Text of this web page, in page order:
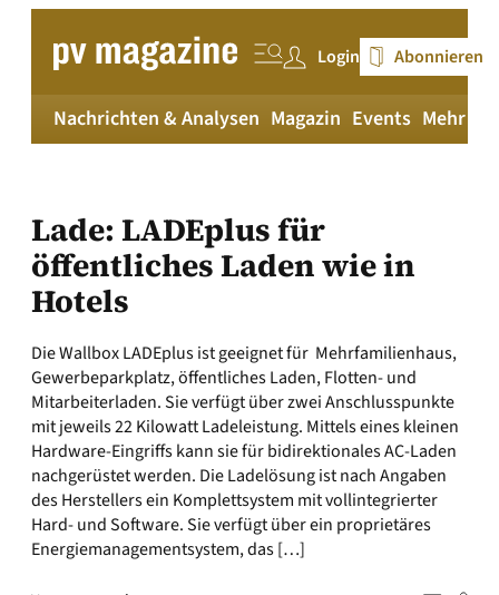
springen
Login Abonnieren
Nachrichten & Analysen Magazin Events Mehr
Lade: LADEplus für
öffentliches Laden wie in
Hotels
Die Wallbox LADEplus ist geeignet für Mehrfamilienhaus,
Gewerbeparkplatz, öffentliches Laden, Flotten- und
Mitarbeiterladen. Sie verfügt über zwei Anschlusspunkte
mit jeweils 22 Kilowatt Ladeleistung. Mittels eines kleinen
Hardware-Eingriffs kann sie für bidirektionales AC-Laden
nachgerüstet werden. Die Ladelösung ist nach Angaben
des Herstellers ein Komplettsystem mit vollintegrierter
Hard- und Software. Sie verfügt über ein proprietäres
Energiemanagementsystem, das […]